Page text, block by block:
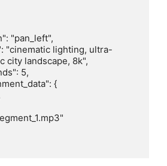
city landscape, 8k",